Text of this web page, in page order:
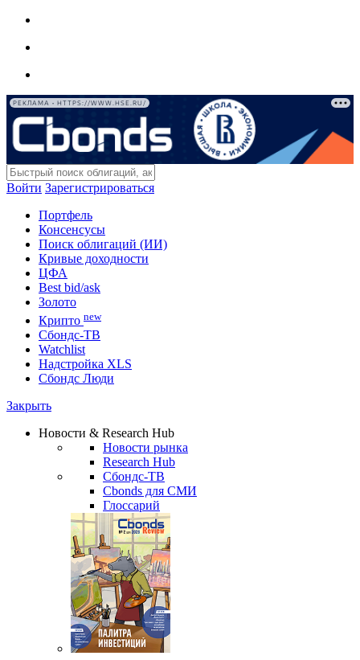
РЕКЛАМА • HTTPS://WWW.HSE.RU/
Войти Зарегистрироваться
Портфель
Консенсусы
Поиск облигаций (ИИ)
Кривые доходности
ЦФА
Best bid/ask
Золото
Крипто new
Сбондс-ТВ
Watchlist
Надстройка XLS
Сбондс Люди
Закрыть
Новости & Research Hub
Новости рынка
Research Hub
Сбондс-ТВ
Cbonds для СМИ
Глоссарий